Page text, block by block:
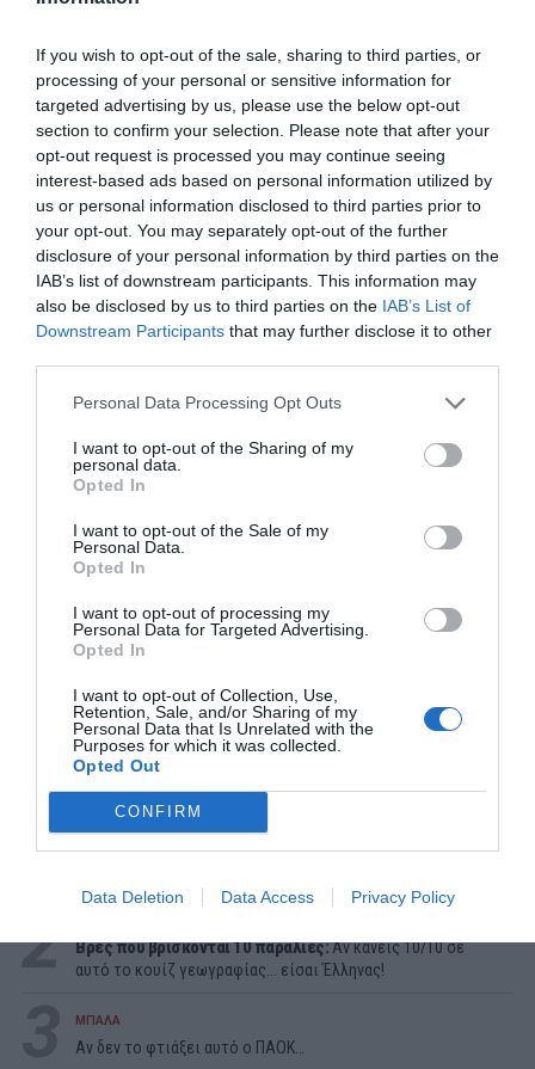
If you wish to opt-out of the sale, sharing to third parties, or
processing of your personal or sensitive information for
targeted advertising by us, please use the below opt-out
section to confirm your selection. Please note that after your
opt-out request is processed you may continue seeing
interest-based ads based on personal information utilized by
us or personal information disclosed to third parties prior to
your opt-out. You may separately opt-out of the further
disclosure of your personal information by third parties on the
IAB’s list of downstream participants. This information may
also be disclosed by us to third parties on the IAB’s List of
Downstream Participants that may further disclose it to other
Personal Data Processing Opt Outs
I want to opt-out of the Sharing of my
personal data.
Opted In
I want to opt-out of the Sale of my
Personal Data.
Opted In
I want to opt-out of processing my
Personal Data for Targeted Advertising.
Opted In
I want to opt-out of Collection, Use,
Retention, Sale, and/or Sharing of my
Personal Data that Is Unrelated with the
Purposes for which it was collected.
Opted Out
CONFIRM
Data Deletion Data Access Privacy Policy
Το μόνο που θα έχεις για βοήθεια είναι μία φωτογραφία
τους με κρυμμένη τη μάρκα και το λογότυπό της. Θα
καταφέρεις θα αριστεύσεις. Θα καταφέρεις να βρεις και
τις δέκα μοτοσυκλέτες που σου ζητάμε μόνο σε 5
λεπτά; Όλα τα ζητούμενα ονόματα είναι γραμμένα σε
ελληνικά.
ΕΚΚΙΝΗΣΗ
ΔΗΜΟΦΙΛΕΣΤΕΡΑ ΗΜΕΡΑΣ
1
2 Βρες πού βρίσκονται 10 παραλίες:Αν κάνεις 10/10 σε
αυτό το κουίζ γεωγραφίας... είσαι Έλληνας!
ΜΠΑΛΑ
Αν δεν το φτιάξει αυτό ο ΠΑΟΚ…